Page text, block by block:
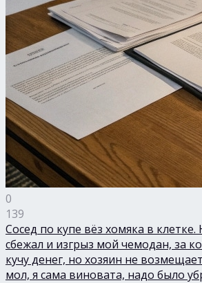
0
139
Сосед по купе вёз хомяка в
сбежал и изгрыз мой чемодан, за
кучу денег, но хозяин не
мол, я сама виновата, надо было